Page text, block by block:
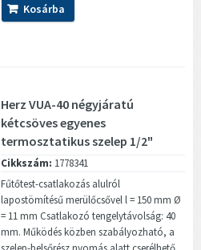
Kosárba
Herz VUA-40 négyjáratú
kétcsöves egyenes
termosztatikus szelep 1/2"
Cikkszám: 1778341
Fűtőtest-csatlakozás alulról
lapostömítésű merülőcsővel l = 150 mm Ø
= 11 mm Csatlakozó tengelytávolság: 40
mm. Működés közben szabályozható, a